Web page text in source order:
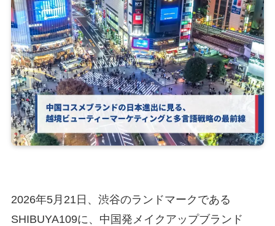
2026年5月21日、渋谷のランドマークである
SHIBUYA109に、中国発メイクアップブランド